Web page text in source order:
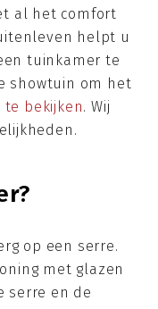
al het comfort
helpt u
tuinkamer te
showtuin om het
bekijken. Wij
op een serre.
met glazen
serre en de